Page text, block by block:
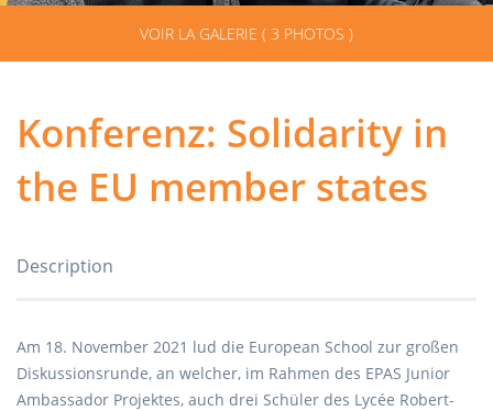
VOIR LA GALERIE ( 3 PHOTOS )
Konferenz: Solidarity in
the EU member states
Description
Am 18. November 2021 lud die European School zur großen
Diskussionsrunde, an welcher, im Rahmen des EPAS Junior
Ambassador Projektes, auch drei Schüler des Lycée Robert-